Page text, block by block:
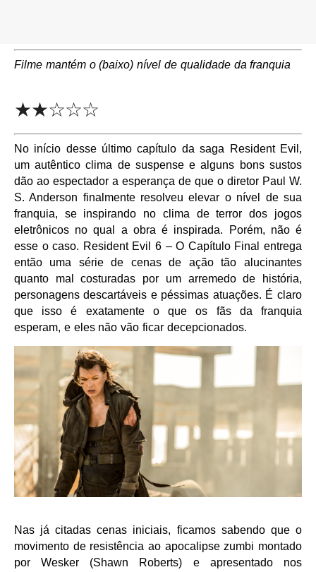
Filme mantém o (baixo) nível de qualidade da franquia
★★☆☆☆
No início desse último capítulo da saga Resident Evil,
um autêntico clima de suspense e alguns bons sustos
dão ao espectador a esperança de que o diretor Paul W.
S. Anderson finalmente resolveu elevar o nível de sua
franquia, se inspirando no clima de terror dos jogos
eletrônicos no qual a obra é inspirada. Porém, não é
esse o caso. Resident Evil 6 – O Capítulo Final entrega
então uma série de cenas de ação tão alucinantes
quanto mal costuradas por um arremedo de história,
personagens descartáveis e péssimas atuações. É claro
que isso é exatamente o que os fãs da franquia
esperam, e eles não vão ficar decepcionados.
Nas já citadas cenas iniciais, ficamos sabendo que o
movimento de resistência ao apocalipse zumbi montado
por Wesker (Shawn Roberts) e apresentado nos